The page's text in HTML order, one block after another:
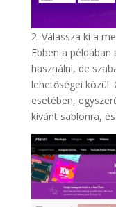
2. Válassza ki a
Ebben a
használni, de
lehetőségei közül.
esetében,
kívánt sablonra,